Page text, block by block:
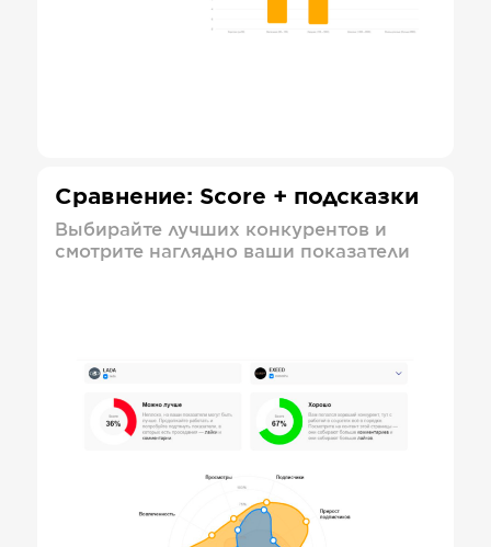
Сравнение: Score + подсказки
Выбирайте лучших конкурентов и
смотрите наглядно ваши показатели